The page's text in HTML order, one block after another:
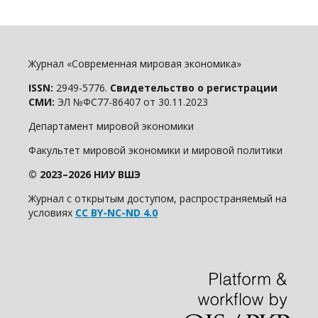
Журнал «Современная мировая экономика»
ISSN: 2949-5776. Свидетельство о регистрации
СМИ: ЭЛ №ФС77-86407 от 30.11.2023
Департамент мировой экономики
Факультет мировой экономики и мировой политики
© 2023–2026 НИУ ВШЭ
Журнал с открытым доступом, распространяемый на
условиях CC BY-NC-ND 4.0